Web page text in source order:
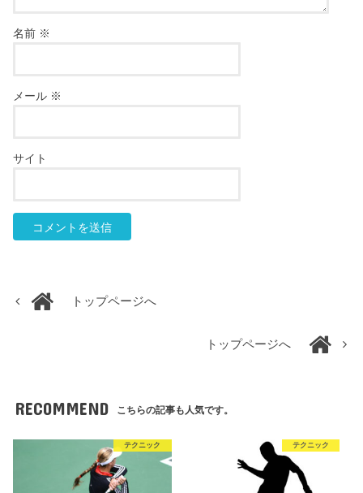
名前 ※
メール ※
サイト
トップページへ
トップページへ
RECOMMEND こちらの記事も人気です。
テクニック テクニック